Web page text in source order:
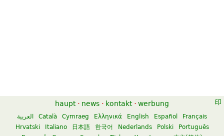
haupt · news · kontakt · werbung
العربية Català Cymraeg Ελληνικά English Español
Français
Hrvatski
Italiano 日本語 한국어 Nederlands Polski
Português